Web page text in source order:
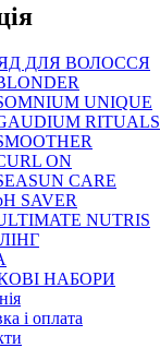
ДЛЯ ВОЛОССЯ
UNIQUE
RITUALS
ON
CARE
SAVER
NUTRIS
НАБОРИ
і оплата